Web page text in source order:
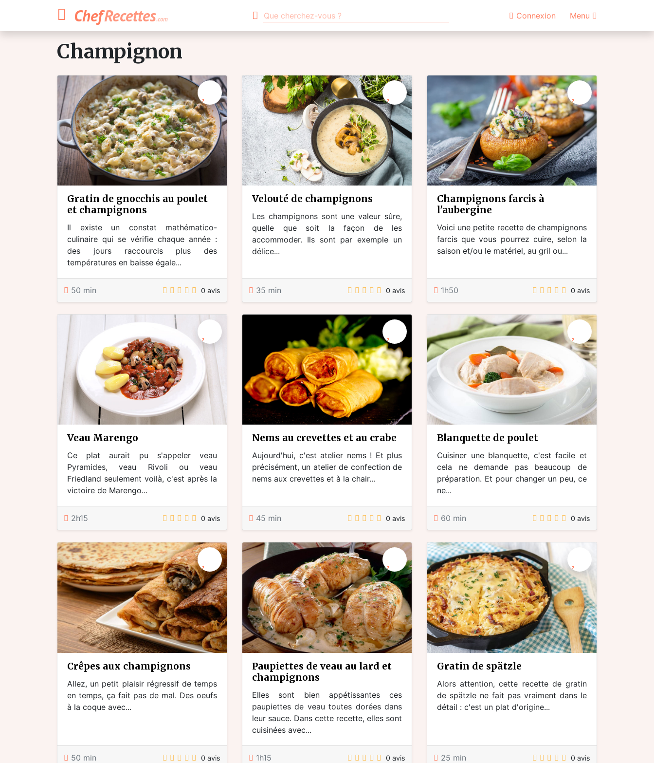
ChefRecettes.com Connexion Menu
champignon
gratin de gnocchis au poulet
et champignons
Il existe un constat mathématico-
culinaire qui se vérifie chaque année :
des jours raccourcis plus des
températures en baisse égale...
50 min 0 avis
velouté de champignons
Les champignons sont une valeur sûre,
quelle que soit la façon de les
accommoder. Ils sont par exemple un
délice...
35 min 0 avis
champignons farcis à
l'aubergine
Voici une petite recette de champignons
farcis que vous pourrez cuire, selon la
saison et/ou le matériel, au gril ou...
1h50 0 avis
veau Marengo
Ce plat aurait pu s'appeler veau
Pyramides, veau Rivoli ou veau
Friedland seulement voilà, c'est après la
victoire de Marengo...
2h15 0 avis
nems au crevettes et au crabe
Aujourd'hui, c'est atelier nems ! Et plus
précisément, un atelier de confection de
nems aux crevettes et à la chair...
45 min 0 avis
blanquette de poulet
Cuisiner une blanquette, c'est facile et
cela ne demande pas beaucoup de
préparation. Et pour changer un peu, ce
ne...
60 min 0 avis
crêpes aux champignons
Allez, un petit plaisir régressif de temps
en temps, ça fait pas de mal. Des oeufs
à la coque avec...
50 min 0 avis
paupiettes de veau au lard et
champignons
Elles sont bien appétissantes ces
paupiettes de veau toutes dorées dans
leur sauce. Dans cette recette, elles sont
cuisinées avec...
1h15 0 avis
gratin de spätzle
Alors attention, cette recette de gratin
de spätzle ne fait pas vraiment dans le
détail : c'est un plat d'origine...
25 min 0 avis